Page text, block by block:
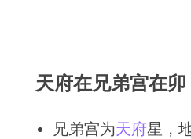
天府在兄弟宫在卯
兄弟宫为天府星，